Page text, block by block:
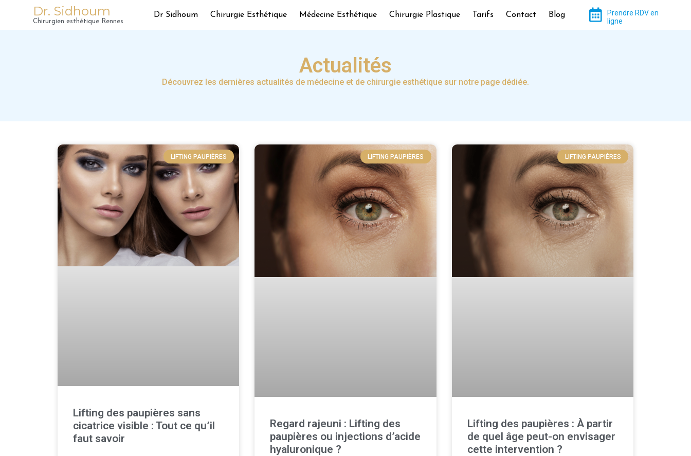
Dr. Sidhoum
Chirurgien esthétique Rennes
Dr Sidhoum Chirurgie Esthétique Médecine Esthétique Chirurgie Plastique Tarifs Contact Blog
Prendre RDV en
ligne
Actualités
Découvrez les dernières actualités de médecine et de chirurgie esthétique sur notre page dédiée.
LIFTING PAUPIÈRES
Lifting des paupières sans
cicatrice visible : Tout ce qu’il
faut savoir
LIFTING PAUPIÈRES
Regard rajeuni : Lifting des
paupières ou injections d’acide
hyaluronique ?
LIFTING PAUPIÈRES
Lifting des paupières : À partir
de quel âge peut-on envisager
cette intervention ?